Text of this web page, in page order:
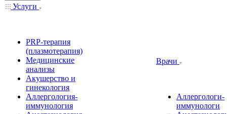
Услуги
PRP-терапия
(плазмотерапия)
Медицинские
анализы
Акушерство и
гинекология
Аллергология-
иммунология
Врачи
Аллергологи-
иммунологи